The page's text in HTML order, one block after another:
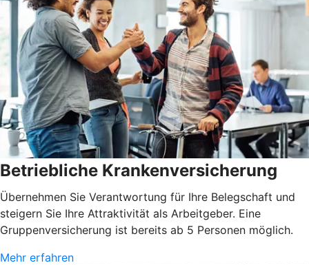
Betriebliche Krankenversicherung
Übernehmen Sie Verantwortung für Ihre Belegschaft und
steigern Sie Ihre Attraktivität als Arbeitgeber. Eine
Gruppenversicherung ist bereits ab 5 Personen möglich.
Mehr erfahren